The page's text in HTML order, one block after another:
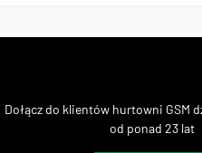
Dołącz do klientów hurtowni GSM
od ponad 23 lat